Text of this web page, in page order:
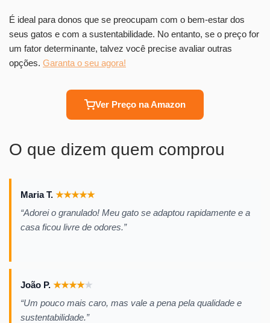
É ideal para donos que se preocupam com o bem-estar dos
seus gatos e com a sustentabilidade. No entanto, se o preço for
um fator determinante, talvez você precise avaliar outras
opções. Garanta o seu agora!
Ver Preço na Amazon
O que dizem quem comprou
Maria T. ★★★★★
“Adorei o granulado! Meu gato se adaptou rapidamente e a
casa ficou livre de odores.”
João P. ★★★★★
“Um pouco mais caro, mas vale a pena pela qualidade e
sustentabilidade.”